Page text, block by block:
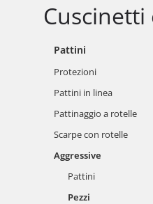
Cuscinetti
Pattini
Protezioni
Pattini in linea
Pattinaggio a rotelle
Scarpe con rotelle
Aggressive
Pattini
Pezzi